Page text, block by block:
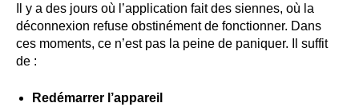
Il y a des jours où l’application fait des siennes, où la
déconnexion refuse obstinément de fonctionner. Dans
ces moments, ce n’est pas la peine de paniquer. Il suffit
de :
Redémarrer l’appareil